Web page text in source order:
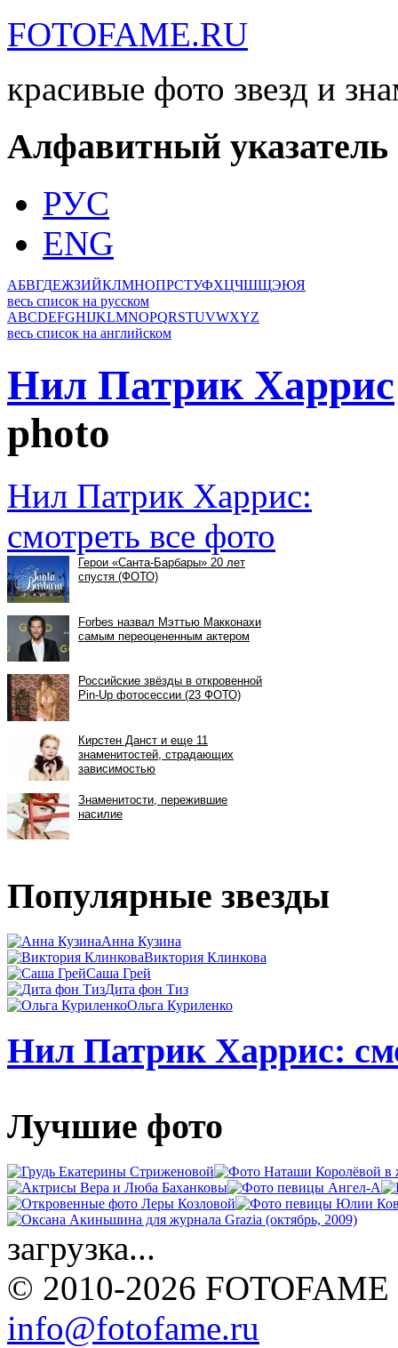
FOTOFAME.RU
красивые фото звезд и
Алфавитный указатель
РУС
ENG
АБВГДЕЖЗИЙКЛМНОПРСТУФХЦЧШЩЭЮЯ
весь список на русском
ABCDEFGHIJKLMNOPQRSTUVWXYZ
весь список на английском
Нил Патрик Харрис
photo
Нил Патрик Харрис:
смотреть все фото
Популярные звезды
Анна Кузина
Виктория Клинкова
Саша Грей
Дита фон Тиз
Ольга Куриленко
Нил Патрик Харрис:
Лучшие фото
загрузка...
© 2010-2026 FOTOFAME
info@fotofame.ru